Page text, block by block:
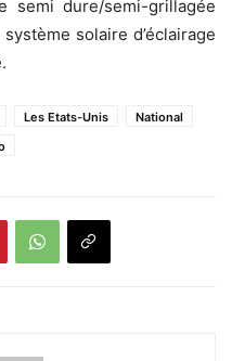
semi dure/semi-grillagée
solaire d’éclairage
Les Etats-Unis
National